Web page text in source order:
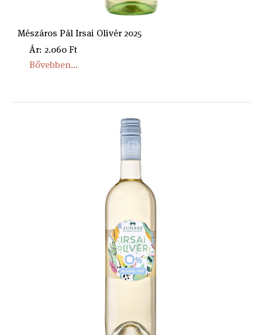
Mészáros Pál Irsai Olivér 2025
Ár: 2.060 Ft
Bővebben...